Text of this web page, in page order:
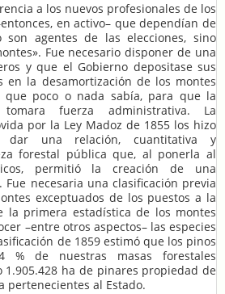
a los nuevos profesionales de los
en activo– que dependían de
son agentes de las elecciones, sino
Fue necesario disponer de una
y que el Gobierno depositase sus
en la desamortización de los montes
que poco o nada sabía, para que la
fuerza administrativa. La
por la Ley Madoz de 1855 los hizo
dar una relación, cuantitativa y
forestal pública que, al ponerla al
permitió la creación de una
necesaria una clasificación previa
exceptuados de los puestos a la
la primera estadística de los montes
–entre otros aspectos– las especies
de 1859 estimó que los pinos
% de nuestras masas forestales
1.905.428 ha de pinares propiedad de
pertenecientes al Estado.